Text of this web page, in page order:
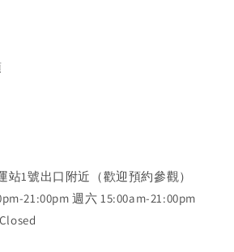
站1號出口附近（歡迎預約參觀）
21:00pm 週六 15:00am-21:00pm